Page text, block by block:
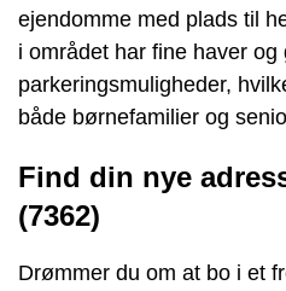
ejendomme med plads til
i området har fine haver og
parkeringsmuligheder,
både børnefamilier og
Find din nye
(7362)
Drømmer du om at bo i et